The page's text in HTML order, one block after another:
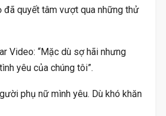
đã quyết tâm vượt qua những thử
Video: “Mặc dù sợ hãi nhưng
yêu của chúng tôi”.
phụ nữ mình yêu. Dù khó khăn